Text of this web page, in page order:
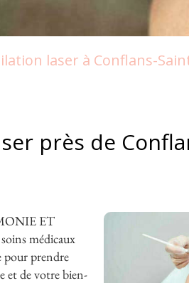
laser à Conflans-
près de
ET
médicaux
pour prendre
et de votre bien-